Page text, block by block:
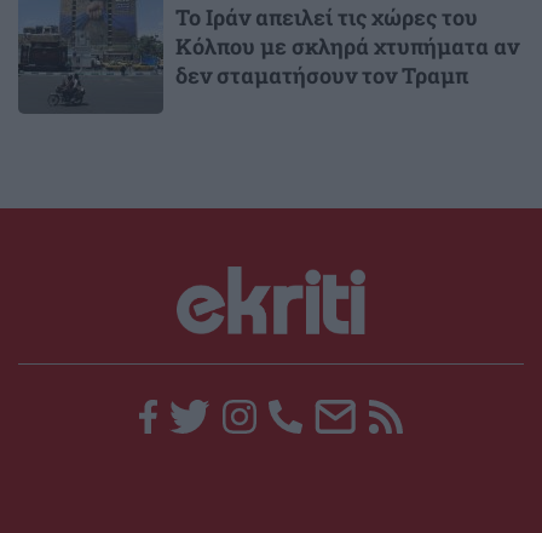
Το Ιράν απειλεί τις χώρες του
Κόλπου με σκληρά χτυπήματα αν
δεν σταματήσουν τον Τραμπ